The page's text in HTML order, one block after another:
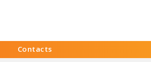
Contacts